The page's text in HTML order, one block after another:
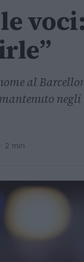
al
· 2 min